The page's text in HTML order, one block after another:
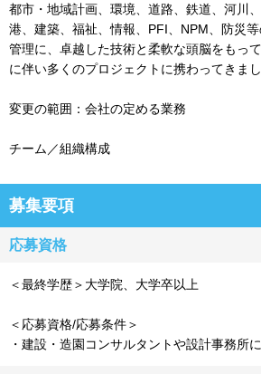
都市・地域計画、環境、道路、鉄道、河川
港、建築、福祉、情報、PFI、NPM、防災
管理に、卓越した技術と柔軟な頭脳をもっ
に伴い多くのプロジェクトに携わってきまし
変更の範囲：会社の定める業務
チーム／組織構成
募集要項
応募資格
＜最終学歴＞大学院、大学卒以上
＜応募資格/応募条件＞
・建設・造園コンサルタントや設計事務所